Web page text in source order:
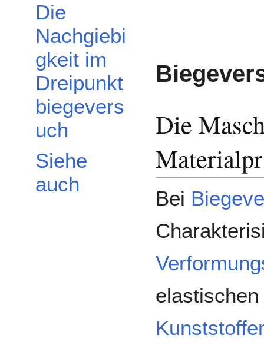
Die
Nachgiebi
gkeit im
Dreipunkt
biegevers
uch
Siehe
auch
Die
Bei